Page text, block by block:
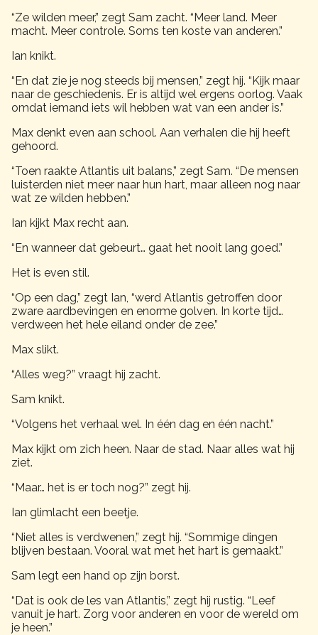
“Ze wilden meer,” zegt Sam zacht. “Meer land. Meer
macht. Meer controle. Soms ten koste van anderen.”
Ian knikt.
“En dat zie je nog steeds bij mensen,” zegt hij. “Kijk maar
naar de geschiedenis. Er is altijd wel ergens oorlog. Vaak
omdat iemand iets wil hebben wat van een ander is.”
Max denkt even aan school. Aan verhalen die hij heeft
gehoord.
“Toen raakte Atlantis uit balans,” zegt Sam. “De mensen
luisterden niet meer naar hun hart, maar alleen nog naar
wat ze wilden hebben.”
Ian kijkt Max recht aan.
“En wanneer dat gebeurt… gaat het nooit lang goed.”
Het is even stil.
“Op een dag,” zegt Ian, “werd Atlantis getroffen door
zware aardbevingen en enorme golven. In korte tijd…
verdween het hele eiland onder de zee.”
Max slikt.
“Alles weg?” vraagt hij zacht.
Sam knikt.
“Volgens het verhaal wel. In één dag en één nacht.”
Max kijkt om zich heen. Naar de stad. Naar alles wat hij
ziet.
“Maar… het is er toch nog?” zegt hij.
Ian glimlacht een beetje.
“Niet alles is verdwenen,” zegt hij. “Sommige dingen
blijven bestaan. Vooral wat met het hart is gemaakt.”
Sam legt een hand op zijn borst.
“Dat is ook de les van Atlantis,” zegt hij rustig. “Leef
vanuit je hart. Zorg voor anderen en voor de wereld om
je heen.”